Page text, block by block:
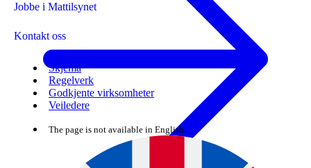
Jobbe i Mattilsynet
Kontakt oss
Skjema
Regelverk
Godkjente virksomheter
Veiledere
The page is not available in English.